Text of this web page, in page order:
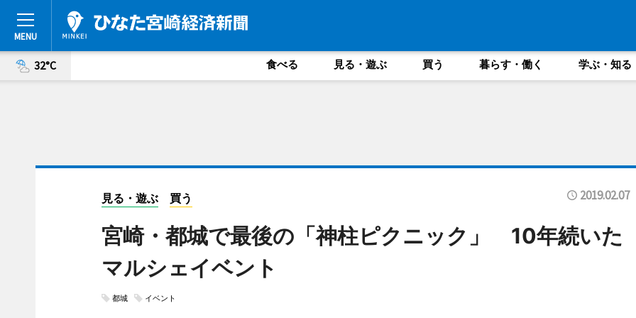
32°C 食べる 見る・遊ぶ 買う 暮らす・働く 学ぶ・知る
見る・遊ぶ 買う 2019.02.07
宮崎・都城で最後の「神柱ピクニック」 10年続いた
マルシェイベント
都城 イベント